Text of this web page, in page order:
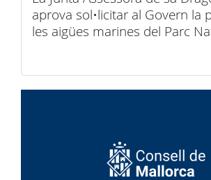
aprova sol•licitar al Govern la
les aigües marines del Parc